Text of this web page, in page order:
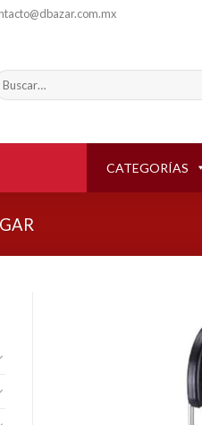
CATEGORÍAS